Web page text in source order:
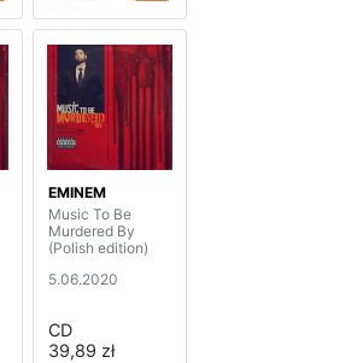
EMINEM
Music To Be
Murdered By
(Polish edition)
5.06.2020
CD
39,89 zł